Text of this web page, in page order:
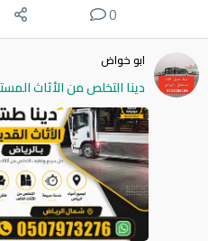
0
ابو خواض
دينا التخلص من الأثاث المستعمل